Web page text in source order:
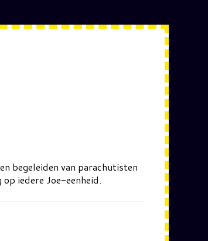
begeleiden van parachutisten
iedere Joe-eenheid.